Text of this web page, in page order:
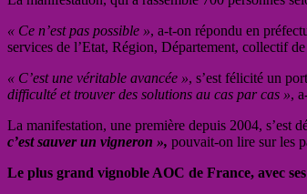
« Ce n’est pas possible », a-t-on répondu en
services de l’Etat, Région, Département, collectif
« C’est une véritable avancée », s’est félicité un
difficulté et trouver des solutions au cas par cas »,
La manifestation, une première depuis 2004, s’est
c’est sauver un vigneron », pouvait-on lire sur les
Le plus grand vignoble AOC de France, avec